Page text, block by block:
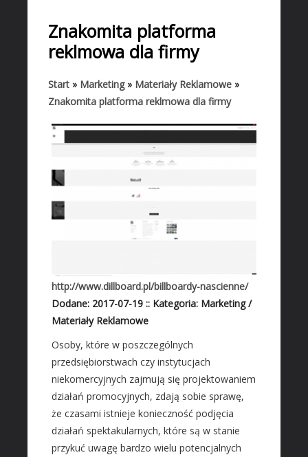
BIZNES
Biura Rachunkowe
Doradztwo
Drukarnie
Handel
Hurtownie
Oferty Pracy
Ekologia
Banki, Przelewy, Waluty, Kantory
Projektowanie
Remonty, Elektryk, Hydraulik
Materiały Budowlane
REZYDENCJE
Drzwi i Okna
Klimatyzacja i Wentylacja
Nieruchomości, Działki
Domy, Mieszkania
SZKOŁA
Znakomita platforma
reklmowa dla firmy
Start » Marketing» Materiały Reklamowe »
Znakomita platforma reklmowa dla firmy
http://www.dillboard.pl/billboardy-nascienne/
Dodane: 2017-07-19 :: Kategoria: Marketing /
Materiały Reklamowe
Osoby, które w poszczególnych
przedsiębiorstwach czy instytucjach
niekomercyjnych zajmują się projektowaniem
działań promocyjnych, zdają sobie sprawę,
że czasami istnieje konieczność podjęcia
działań spektakularnych, które są w stanie
przykuć uwagę bardzo wielu potencjalnych